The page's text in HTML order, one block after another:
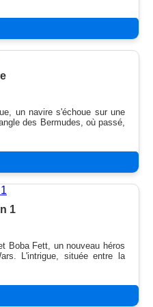
un navire s'échoue sur une
des Bermudes, où passé,
1
Boba Fett, un nouveau héros
L'intrigue, située entre la